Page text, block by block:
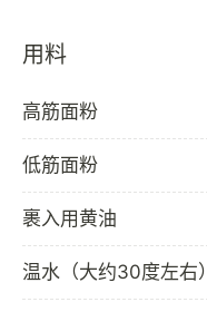
用料
高筋面粉
低筋面粉
裹入用黄油
温水（大约30度左右）